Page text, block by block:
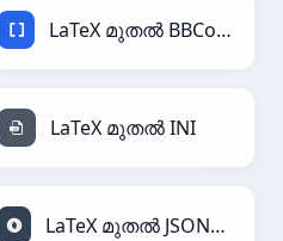
LaTeX മുതൽ BBCode
LaTeX മുതൽ INI
LaTeX മുതൽ JSONLines